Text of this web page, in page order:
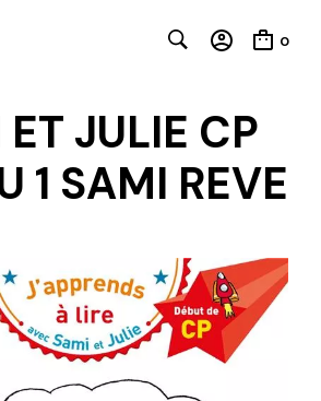
0
JULIE CP
1 SAMI REVE